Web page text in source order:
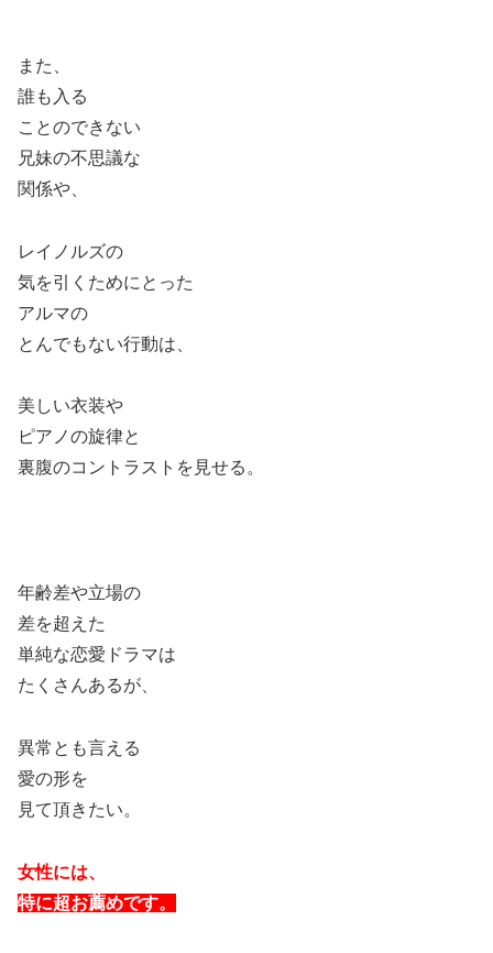
また、
誰も入る
ことのできない
兄妹の不思議な
関係や、
レイノルズの
気を引くためにとった
アルマの
とんでもない行動は、
美しい衣装や
ピアノの旋律と
裏腹のコントラストを見せる。
年齢差や立場の
差を超えた
単純な恋愛ドラマは
たくさんあるが、
異常とも言える
愛の形を
見て頂きたい。
女性には、
特に超お薦めです。